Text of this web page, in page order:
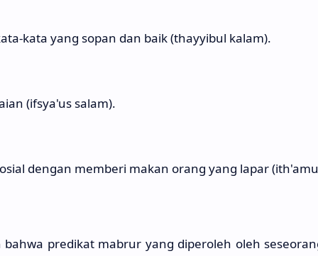
kata yang sopan dan baik (thayyibul kalam).
(ifsya'us salam).
dengan memberi makan orang yang lapar
predikat mabrur yang diperoleh oleh